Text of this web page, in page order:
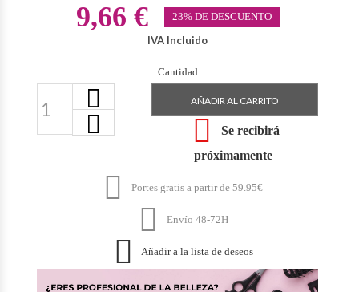
9,66 € 23% DE DESCUENTO
IVA Incluido
Cantidad
AÑADIR AL CARRITO

Se recibirá
próximamente
 Portes gratis a partir de 59.95€
 Envío 48-72H
 Añadir a la lista de deseos